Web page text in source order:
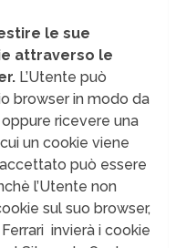
le sue
attraverso le
L’Utente può
browser in modo da
ricevere una
un cookie viene
può essere
l’Utente non
sul suo browser,
invierà i cookie